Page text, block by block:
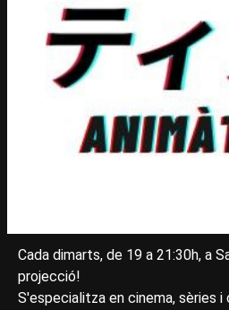
Cada dimarts, de 19 a 21:30h, a
projecció!
S'especialitza en cinema, sèries i